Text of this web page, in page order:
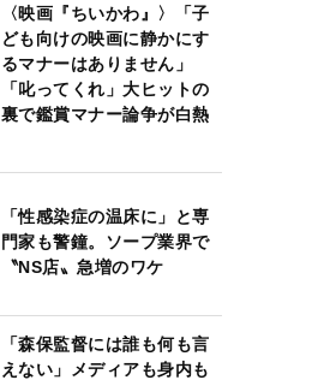
〈映画『ちいかわ』〉「子
ども向けの映画に静かにす
るマナーはありません」
「叱ってくれ」大ヒットの
裏で鑑賞マナー論争が白熱
「性感染症の温床に」と専
門家も警鐘。ソープ業界で
〝NS店〟急増のワケ
「森保監督には誰も何も言
えない」メディアも身内も